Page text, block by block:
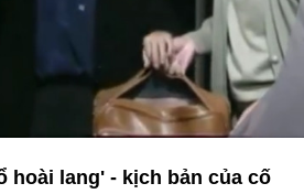
hoài lang' - kịch bản của cố